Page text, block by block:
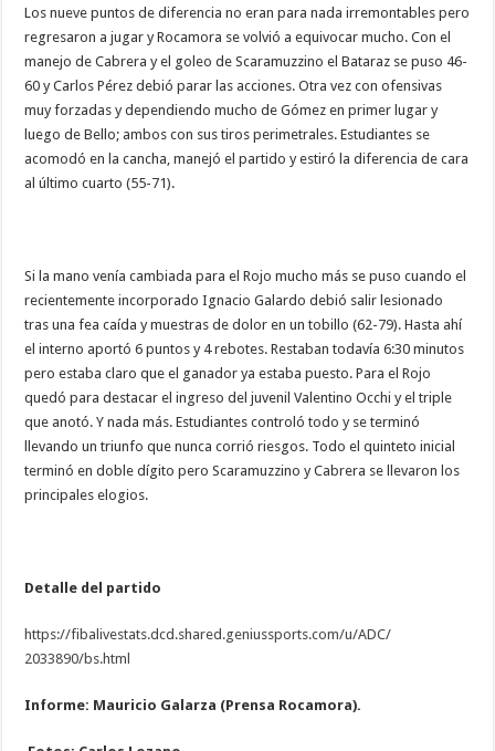
Los nueve puntos de diferencia no eran para nada irremontables pero
regresaron a jugar y Rocamora se volvió a equivocar mucho. Con el
manejo de Cabrera y el goleo de Scaramuzzino el Bataraz se puso 46-
60 y Carlos Pérez debió parar las acciones. Otra vez con ofensivas
muy forzadas y dependiendo mucho de Gómez en primer lugar y
luego de Bello; ambos con sus tiros perimetrales. Estudiantes se
acomodó en la cancha, manejó el partido y estiró la diferencia de cara
al último cuarto (55-71).
Si la mano venía cambiada para el Rojo mucho más se puso cuando el
recientemente incorporado Ignacio Galardo debió salir lesionado
tras una fea caída y muestras de dolor en un tobillo (62-79). Hasta ahí
el interno aportó 6 puntos y 4 rebotes. Restaban todavía 6:30 minutos
pero estaba claro que el ganador ya estaba puesto. Para el Rojo
quedó para destacar el ingreso del juvenil Valentino Occhi y el triple
que anotó. Y nada más. Estudiantes controló todo y se terminó
llevando un triunfo que nunca corrió riesgos. Todo el quinteto inicial
terminó en doble dígito pero Scaramuzzino y Cabrera se llevaron los
principales elogios.
Detalle del partido
https://fibalivestats.dcd.shared.geniussports.com/u/ADC/
2033890/bs.html
Informe: Mauricio Galarza (Prensa Rocamora).